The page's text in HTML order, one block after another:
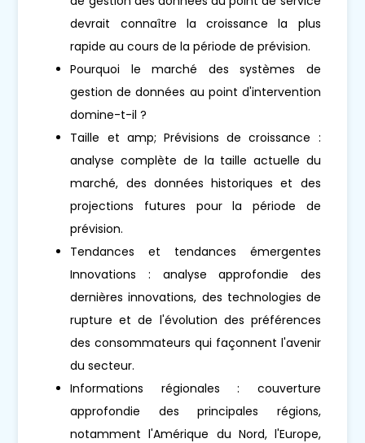
devrait connaître la croissance la plus
rapide au cours de la période de prévision.
Pourquoi le marché des systèmes de
gestion de données au point d'intervention
domine-t-il ?
Taille et amp; Prévisions de croissance :
analyse complète de la taille actuelle du
marché, des données historiques et des
projections futures pour la période de
prévision.
Tendances et tendances émergentes
Innovations : analyse approfondie des
dernières innovations, des technologies de
rupture et de l'évolution des préférences
des consommateurs qui façonnent l'avenir
du secteur.
Informations régionales : couverture
approfondie des principales régions,
notamment l'Amérique du Nord, l'Europe,